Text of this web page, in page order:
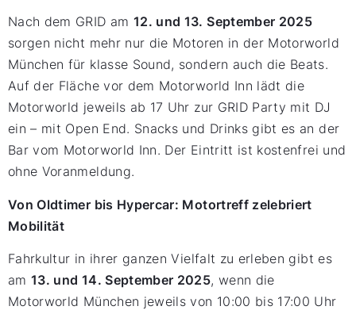
Nach dem GRID am 12. und 13. September 2025
sorgen nicht mehr nur die Motoren in der Motorworld
München für klasse Sound, sondern auch die Beats.
Auf der Fläche vor dem Motorworld Inn lädt die
Motorworld jeweils ab 17 Uhr zur GRID Party mit DJ
ein – mit Open End. Snacks und Drinks gibt es an der
Bar vom Motorworld Inn. Der Eintritt ist kostenfrei und
ohne Voranmeldung.
Von Oldtimer bis Hypercar: Motortreff zelebriert
Mobilität
Fahrkultur in ihrer ganzen Vielfalt zu erleben gibt es
am13. und 14. September 2025, wenn die
Motorworld München jeweils von 10:00 bis 17:00 Uhr